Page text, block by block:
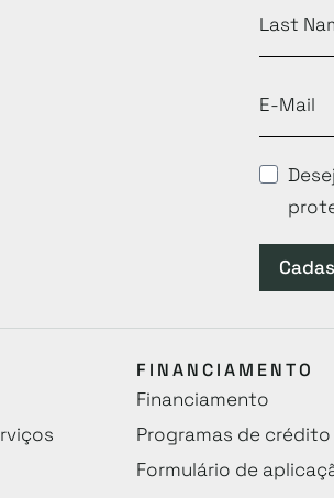
FINANCIAMENTO
Financiamento
Programas de crédito
Formulário de